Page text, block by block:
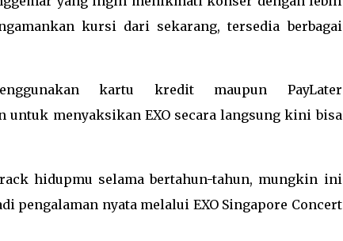
kursi dari sekarang, tersedia berbagai
kartu kredit maupun PayLater
untuk menyaksikan EXO secara langsung kini bisa
hidupmu selama bertahun-tahun, mungkin ini
pengalaman nyata melalui EXO Singapore Concert